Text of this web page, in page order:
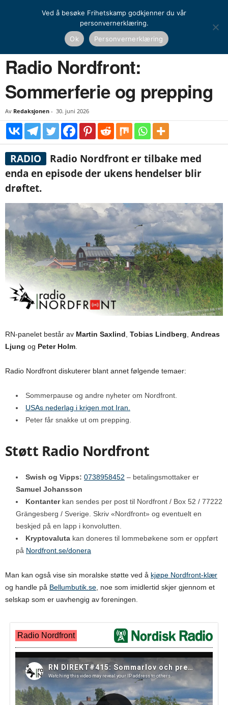
Media Radio Nordfront: Sommerferie og prepping
MEDIA
Radio Nordfront:
Sommerferie og prepping
Av Redaksjonen - 30. juni 2026
RADIO
Radio Nordfront er tilbake med
enda en episode der ukens hendelser blir
drøftet.
RN-panelet består av Martin Saxlind, Tobias Lindberg, Andreas
Ljung og Peter Holm.
Radio Nordfront diskuterer blant annet følgende temaer:
Sommerpause og andre nyheter om Nordfront.
USAs nederlag i krigen mot Iran.
Peter får snakke ut om prepping.
Støtt Radio Nordfront
Swish og Vipps: 0738958452 – betalingsmottaker er
Samuel Johansson
Kontanterkan sendes per post til Nordfront / Box 52 / 77222
Grängesberg / Sverige. Skriv «Nordfront» og eventuelt en
beskjed på en lapp i konvolutten.
Kryptovaluta kan doneres til lommebøkene som er oppført
på Nordfront.se/donera
Man kan også vise sin moralske støtte ved å kjøpe Nordfront-klær
og handle på Bellumbutik.se, noe som imidlertid skjer gjennom et
selskap som er uavhengig av foreningen.
Ved å besøke Frihetskamp godkjenner du vår
personvernerklæring.
Ok
Personvernerklæring